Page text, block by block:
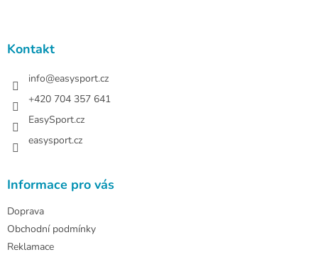
Kontakt
info@easysport.cz
+420 704 357 641
EasySport.cz
easysport.cz
Informace pro vás
Doprava
Obchodní podmínky
Reklamace